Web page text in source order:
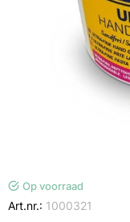
Op voorraad
Art.nr.: 1000321